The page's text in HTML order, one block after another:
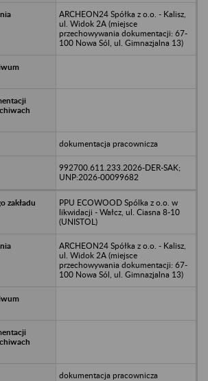
ARCHEON24 Spółka z o.o. - Kalisz,
ul. Widok 2A (miejsce
przechowywania dokumentacji: 67-
100 Nowa Sól, ul. Gimnazjalna 13)
dokumentacja pracownicza
992700.611.233.2026-DER-SAK;
UNP:2026-00099682
PPU ECOWOOD Spólka z o.o. w
likwidacji - Wałcz, ul. Ciasna 8-10
(UNISTOL)
ARCHEON24 Spółka z o.o. - Kalisz,
ul. Widok 2A (miejsce
przechowywania dokumentacji: 67-
100 Nowa Sól, ul. Gimnazjalna 13)
dokumentacja pracownicza